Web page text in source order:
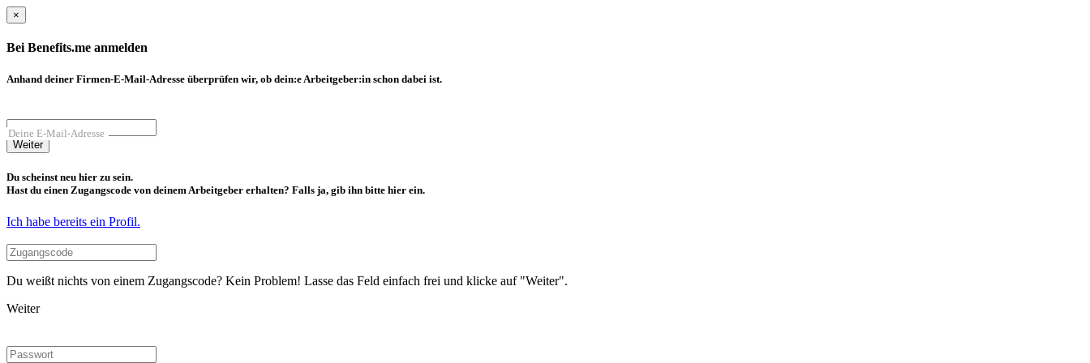
×
Bei Benefits.me anmelden
Anhand deiner Firmen-E-Mail-Adresse überprüfen wir, ob dein:e Arbeitgeber:in schon dabei ist.
Deine E-Mail-Adresse
Weiter
Du scheinst neu hier zu sein.
Hast du einen Zugangscode von deinem Arbeitgeber erhalten? Falls ja, gib ihn bitte hier ein.
Ich habe bereits ein Profil.
Du weißt nichts von einem Zugangscode? Kein Problem! Lasse das Feld einfach frei und klicke auf "Weiter".
Weiter